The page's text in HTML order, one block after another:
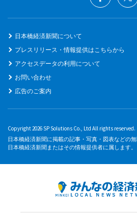
日本橋経済新聞について
プレスリリース・情報提供はこちらから
アクセスデータの利用について
お問い合わせ
広告のご案内
Copyright 2026 SP Solutions Co., Ltd All rights reserved.
日本橋経済新聞に掲載の記事・写真・図表などの
日本橋経済新聞またはその情報提供者に属します。